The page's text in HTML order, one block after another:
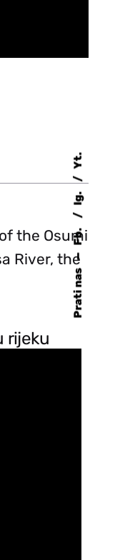
Prati nas
—
Fb.
Ig.
Yt.
the Osumi
River, the
rijeku